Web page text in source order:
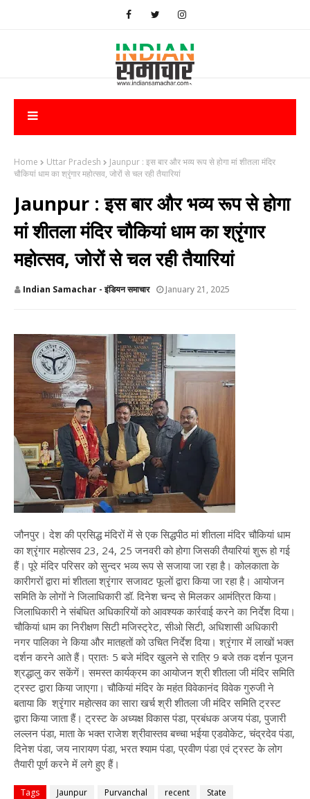
Home Uttar Pradesh
Jaunpur : इस बार और भव्य रूप से होगा मां शीतला मंदिर
चौकियां धाम का श्रृंगार महोत्सव, जोरों से चल रही तैयारियां
Jaunpur : इस बार और भव्य रूप से होगा
मां शीतला मंदिर चौकियां धाम का श्रृंगार
महोत्सव, जोरों से चल रही तैयारियां
Indian Samachar - इंडियन समाचार January 21, 2025
जौनपुर। देश की प्रसिद्ध मंदिरों में से एक सिद्धपीठ मां शीतला मंदिर चौकियां धाम
का श्रृंगार महोत्सव 23, 24, 25 जनवरी को होगा जिसकी तैयारियां शुरू हो गई
हैं। पूरे मंदिर परिसर को सुन्दर भव्य रूप से सजाया जा रहा है। कोलकाता के
कारीगरों द्वारा मां शीतला श्रृंगार सजावट फूलों द्वारा किया जा रहा है। आयोजन
समिति के लोगों ने जिलाधिकारी डॉ. दिनेश चन्द से मिलकर आमंत्रित किया।
जिलाधिकारी ने संबंधित अधिकारियों को आवश्यक कार्रवाई करने का निर्देश दिया।
चौकियां धाम का निरीक्षण सिटी मजिस्ट्रेट, सीओ सिटी, अधिशासी अधिकारी
नगर पालिका ने किया और मातहतों को उचित निर्देश दिया। श्रृंगार में लाखों भक्त
दर्शन करने आते हैं। प्रातः 5 बजे मंदिर खुलने से रात्रि 9 बजे तक दर्शन पूजन
श्रद्धालु कर सकेंगें। समस्त कार्यक्रम का आयोजन श्री शीतला जी मंदिर समिति
ट्रस्ट द्वारा किया जाएगा। चौकियां मंदिर के महंत विवेकानंद विवेक गुरुजी ने
बताया कि श्रृंगार महोत्सव का सारा खर्च श्री शीतला जी मंदिर समिति ट्रस्ट
द्वारा किया जाता हैं। ट्रस्ट के अध्यक्ष विकास पंडा, प्रबंधक अजय पंडा, पुजारी
लल्लन पंडा, माता के भक्त राजेश श्रीवास्तव बच्चा भईया एडवोकेट, चंद्रदेव पंडा,
दिनेश पंडा, जय नारायण पंडा, भरत श्याम पंडा, प्रवीण पंडा एवं ट्रस्ट के लोग
तैयारी पूर्ण करने में लगे हुए हैं।
Tags Jaunpur Purvanchal recent
State